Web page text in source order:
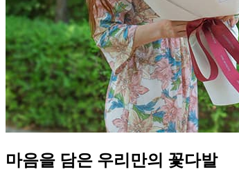
마음을 담은 우리만의 꽃다발